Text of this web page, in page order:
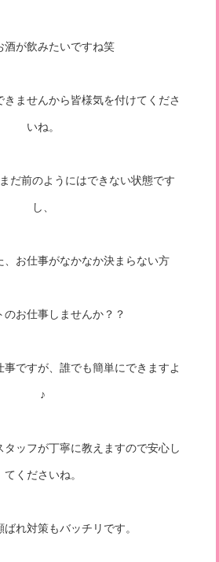
酒が飲みたいですね笑
きませんから皆様気を付けてくださ
いね。
だ前のようにはできない状態です
し、
、お仕事がなかなか決まらない方
のお仕事しませんか？？
ですが、誰でも簡単にできますよ
♪
タッフが丁寧に教えますので安心し
てくださいね。
れ対策もバッチリです。